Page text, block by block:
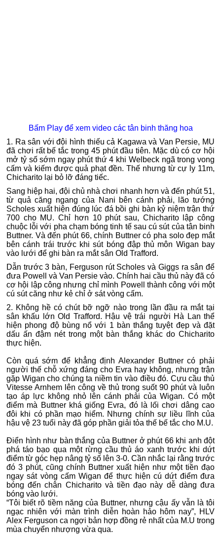
Bấm Play để xem video các tân binh thăng hoa
1. Ra sân với đội hình thiếu cả Kagawa và Van Persie, MU
đã chơi rất bế tắc trong 45 phút đầu tiên. Mặc dù có cơ hội
mở tỷ số sớm ngay phút thứ 4 khi Welbeck ngã trong vong
cấm và kiếm được quả phạt đền. Thế nhưng từ cự ly 11m,
Chicharito lại bỏ lỡ đáng tiếc.
Sang hiệp hai, đội chủ nhà chơi nhanh hơn và đến phút 51,
từ quả căng ngang của Nani bên cánh phải, lão tướng
Scholes xuất hiện đúng lúc đá bồi ghi bàn kỷ niệm trận thứ
700 cho MU. Chỉ hơn 10 phút sau, Chicharito lập công
chuộc lỗi với pha chạm bóng tinh tế sau cú sút của tân binh
Buttner. Và đến phút 66, chính Buttner có pha solo đẹp mắt
bên cánh trái trước khi sút bóng đập thủ môn Wigan bay
vào lưới để ghi bàn ra mắt sân Old Trafford.
Dẫn trước 3 bàn, Ferguson rút Scholes và Giggs ra sân để
đưa Powell và Van Persie vào. Chính hai cầu thủ này đã có
cơ hội lập công nhưng chỉ mình Powell thành công với một
cú sút căng như kẻ chỉ ở sát vòng cấm.
2. Không hề có chút bỡ ngỡ nào trong lần đầu ra mắt tại
sân khấu lớn Old Trafford. Hậu vệ trái người Hà Lan thể
hiện phong độ bùng nổ với 1 bàn thắng tuyệt đẹp và đặt
dấu ấn đậm nét trong một bàn thắng khác do Chicharito
thực hiện.
Còn quá sớm để khẳng định Alexander Buttner có phải
người thế chỗ xứng đáng cho Evra hay không, nhưng trận
gặp Wigan cho chúng ta niềm tin vào điều đó. Cựu cầu thủ
Vitesse Arnhem lên công về thủ trong suốt 90 phút và luôn
tạo áp lực không nhỏ lên cánh phải của Wigan. Có một
điểm mà Buttner khá giống Evra, đó là lối chơi dâng cao
đôi khi có phần mạo hiểm. Nhưng chính sự liều lĩnh của
hậu vệ 23 tuổi này đã góp phần giải tỏa thế bế tắc cho M.U.
Điển hình như bàn thắng của Buttner ở phút 66 khi anh đột
phá táo bạo qua một rừng cầu thủ áo xanh trước khi dứt
điểm từ góc hẹp nâng tỷ số lên 3-0. Cần nhắc lại rằng trước
đó 3 phút, cũng chính Buttner xuất hiện như một tiền đạo
ngay sát vòng cấm Wigan để thực hiện cú dứt điểm đưa
bóng đến chân Chicharito và tiền đạo này dễ dàng đưa
bóng vào lưới.
“Tôi biết rõ tiềm năng của Buttner, nhưng cậu ấy vẫn là tôi
ngạc nhiên với màn trình diễn hoàn hảo hôm nay”, HLV
Alex Ferguson ca ngợi bản hợp đồng rẻ nhất của M.U trong
mùa chuyển nhượng vừa qua.